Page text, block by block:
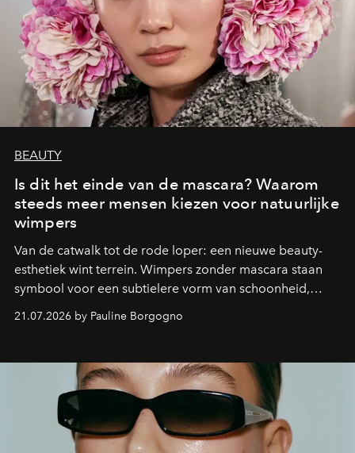
BEAUTY
Is dit het einde van de mascara? Waarom
steeds meer mensen kiezen voor natuurlijke
wimpers
Van de catwalk tot de rode loper: een nieuwe beauty-
esthetiek wint terrein. Wimpers zonder mascara staan
symbool voor een subtielere vorm van schoonheid,
waarin zelfvertrouwen belangrijker is dan een overvloed
aan make-up.
21.07.2026 by Pauline Borgogno